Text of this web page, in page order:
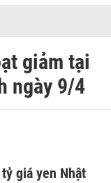
giảm tại
ngày 9/4
giá yen Nhật